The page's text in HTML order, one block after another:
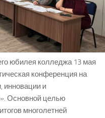
юбилея колледжа 13 мая
конференция на
инновации и
Основной целью
многолетней